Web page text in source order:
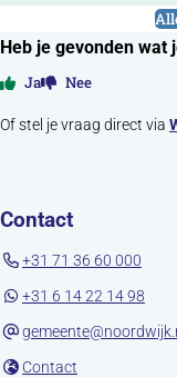
Heb je gevonden wat
Ja Nee
Of stel je vraag direct via
Contact
+31 71 36 60 000
+31 6 14 22 14 98
Contact